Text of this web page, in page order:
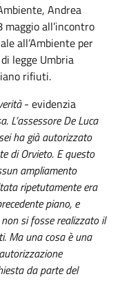
Andrea
all’incontro
all’Ambiente per
legge Umbria
rifiuti.
- evidenzia
L’assessore De Luca
ha già autorizzato
di Orvieto. E questo
ampliamento
ripetutamente era
piano, e
si fosse realizzato il
Ma una cosa è una
da parte del